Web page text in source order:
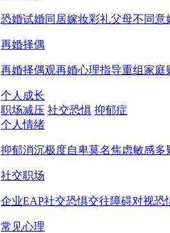
恐婚试婚同居嫁妆彩礼父母不同意
再婚择偶
再婚择偶观再婚心理指导重组家庭
个人成长
职场减压 社交恐惧 抑郁症
个人情绪
抑郁消沉极度自卑莫名焦虑敏感多
社交职场
企业EAP社交恐惧交往障碍对视恐
常见心理